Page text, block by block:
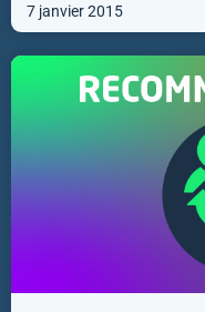
7 janvier 2015